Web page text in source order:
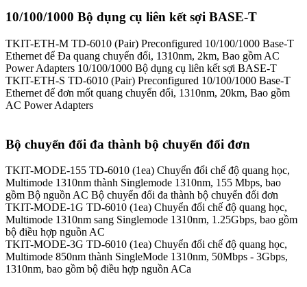
10/100/1000 Bộ dụng cụ liên kết sợi BASE-T
TKIT-ETH-M TD-6010 (Pair) Preconfigured 10/100/1000 Base-T
Ethernet để Đa quang chuyển đổi, 1310nm, 2km, Bao gồm AC
Power Adapters 10/100/1000 Bộ dụng cụ liên kết sợi BASE-T
TKIT-ETH-S TD-6010 (Pair) Preconfigured 10/100/1000 Base-T
Ethernet để đơn mốt quang chuyển đổi, 1310nm, 20km, Bao gồm
AC Power Adapters
Bộ chuyển đổi đa thành bộ chuyển đổi đơn
TKIT-MODE-155 TD-6010 (1ea) Chuyển đổi chế độ quang học,
Multimode 1310nm thành Singlemode 1310nm, 155 Mbps, bao
gồm Bộ nguồn AC Bộ chuyển đổi đa thành bộ chuyển đổi đơn
TKIT-MODE-1G TD-6010 (1ea) Chuyển đổi chế độ quang học,
Multimode 1310nm sang Singlemode 1310nm, 1.25Gbps, bao gồm
bộ điều hợp nguồn AC
TKIT-MODE-3G TD-6010 (1ea) Chuyển đổi chế độ quang học,
Multimode 850nm thành SingleMode 1310nm, 50Mbps - 3Gbps,
1310nm, bao gồm bộ điều hợp nguồn ACa